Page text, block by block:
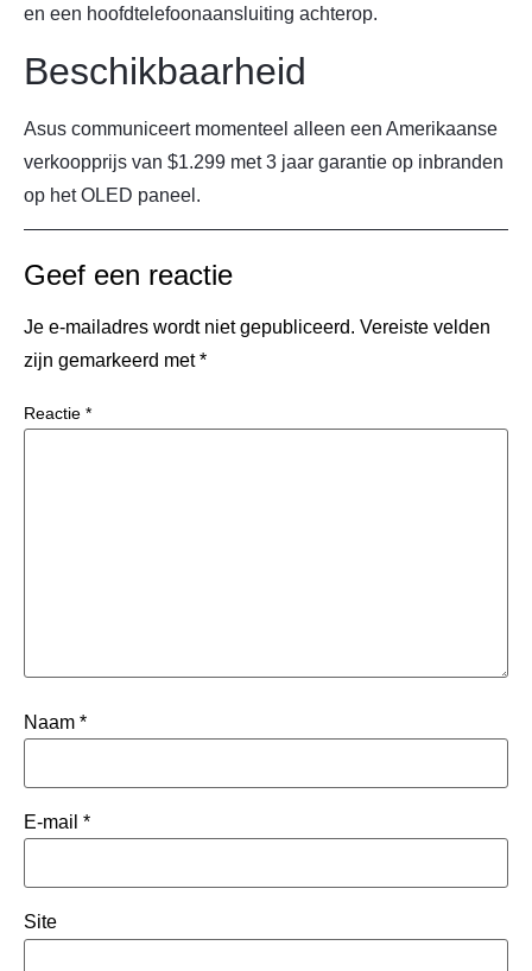
en een hoofdtelefoonaansluiting achterop.
Beschikbaarheid
Asus communiceert momenteel alleen een Amerikaanse
verkoopprijs van $1.299 met 3 jaar garantie op inbranden
op het OLED paneel.
Geef een reactie
Je e-mailadres wordt niet gepubliceerd. Vereiste velden
zijn gemarkeerd met*
Reactie *
Naam *
E-mail *
Site